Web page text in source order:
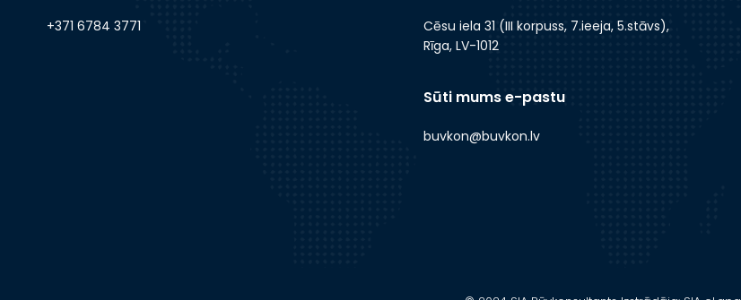
+371 6784 3771
Cēsu iela 31 (III korpuss, 7.ieeja, 5.stāvs),
Rīga, LV-1012
Sūti mums e-pastu
buvkon@buvkon.lv